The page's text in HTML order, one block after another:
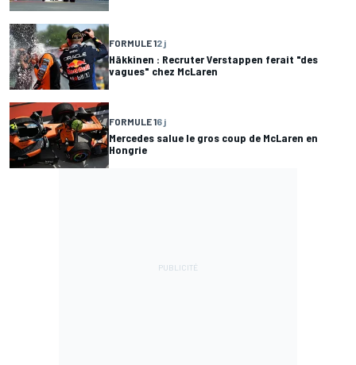
FORMULE 12 j
Häkkinen : Recruter Verstappen ferait "des
vagues" chez McLaren
FORMULE 16 j
Mercedes salue le gros coup de McLaren en
Hongrie